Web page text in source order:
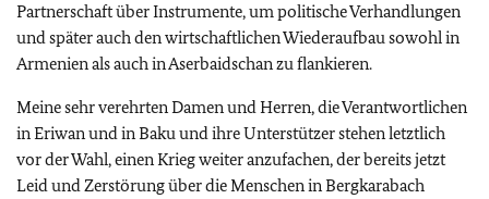
Partnerschaft über Instrumente, um politische Verhandlungen
und später auch den wirtschaftlichen Wiederaufbau sowohl in
Armenien als auch in Aserbaidschan zu flankieren.
Meine sehr verehrten Damen und Herren, die Verantwortlichen
in Eriwan und in Baku und ihre Unterstützer stehen letztlich
vor der Wahl, einen Krieg weiter anzufachen, der bereits jetzt
Leid und Zerstörung über die Menschen in Bergkarabach